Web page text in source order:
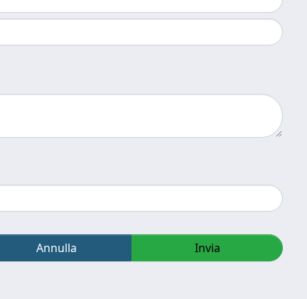
Annulla Invia